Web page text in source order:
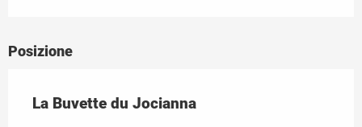
Posizione
La Buvette du Jocianna